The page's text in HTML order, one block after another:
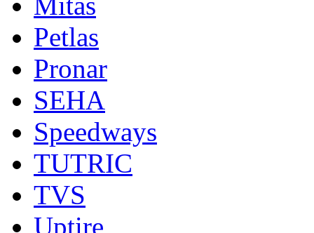
Petlas
Pronar
SEHA
Speedways
TUTRIC
TVS
Uptire